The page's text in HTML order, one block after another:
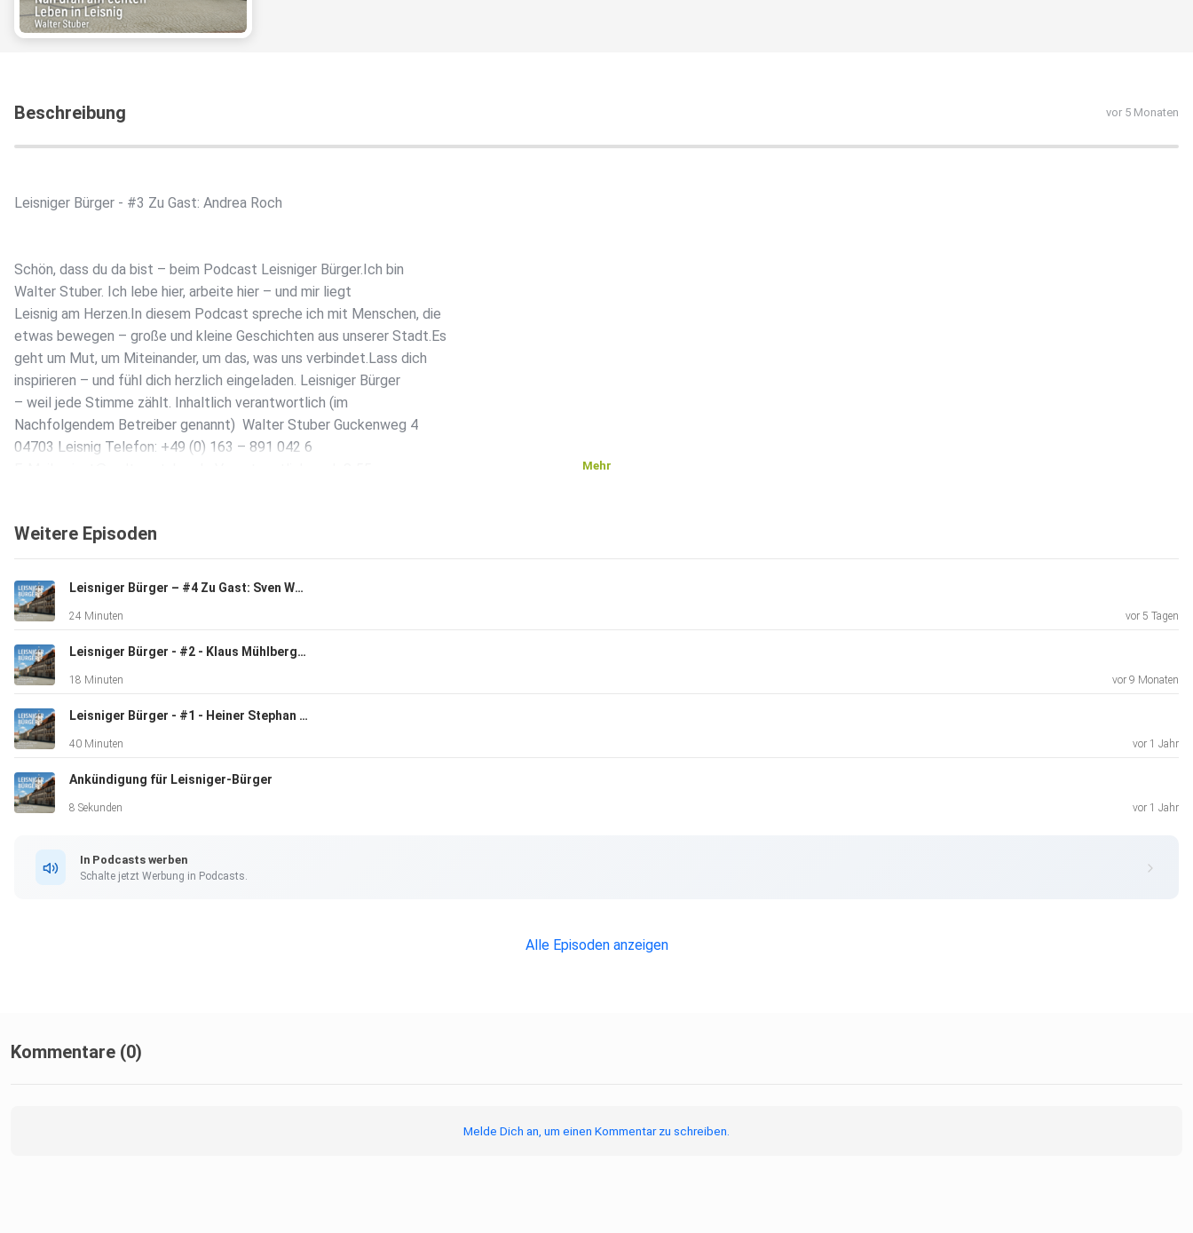
Beschreibung vor 5 Monaten
Leisniger Bürger - #3 Zu Gast: Andrea Roch
Schön, dass du da bist – beim Podcast Leisniger Bürger.Ich bin
Walter Stuber. Ich lebe hier, arbeite hier – und mir liegt
Leisnig am Herzen.In diesem Podcast spreche ich mit Menschen, die
etwas bewegen – große und kleine Geschichten aus unserer Stadt.Es
geht um Mut, um Miteinander, um das, was uns verbindet.Lass dich
inspirieren – und fühl dich herzlich eingeladen. Leisniger Bürger
– weil jede Stimme zählt. Inhaltlich verantwortlich (im
Nachfolgendem Betreiber genannt) Walter Stuber Guckenweg 4
04703 Leisnig Telefon: +49 (0) 163 – 891 042 6
Mehr
Weitere Episoden
Leisniger Bürger – #4 Zu Gast: Sven Wolf
24 Minuten vor 5 Tagen
Leisniger Bürger - #2 - Klaus Mühlberg Schlossermeister i.R
18 Minuten vor 9 Monaten
Leisniger Bürger - #1 - Heiner Stephan ehemaliger Bürgermeister der Stadt Leisnig
40 Minuten vor 1 Jahr
Ankündigung für Leisniger-Bürger
8 Sekunden vor 1 Jahr
In Podcasts werben
Schalte jetzt Werbung in Podcasts.
Alle Episoden anzeigen
Kommentare (0)
Melde Dich an, um einen Kommentar zu schreiben.